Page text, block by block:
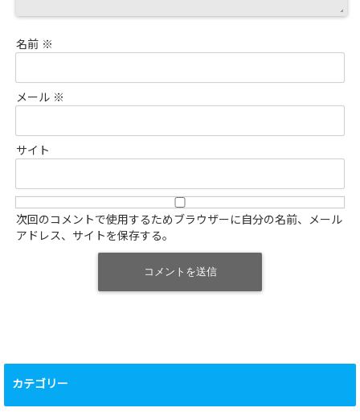
名前 ※
メール ※
サイト
次回のコメントで使用するためブラウザーに自分の名前、メール
アドレス、サイトを保存する。
カテゴリー